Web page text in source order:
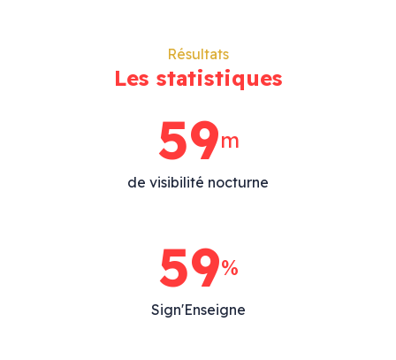
Résultats
Les statistiques
77m
de visibilité nocturne
77%
Sign'Enseigne